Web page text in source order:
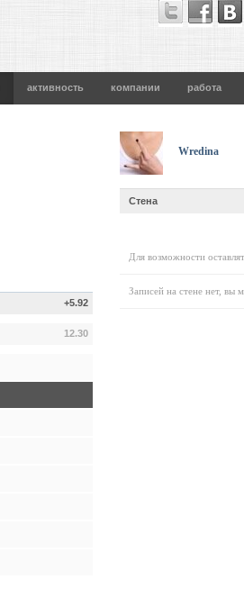
активность компании работа
Wredina
Стена
Для возможности
Записей на стене нет, вы
+5.92
12.30